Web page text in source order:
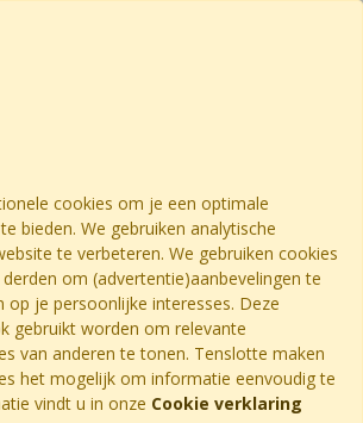
cookies om je een optimale
bieden. We gebruiken analytische
te verbeteren. We gebruiken cookies
om (advertentie)aanbevelingen te
op je persoonlijke interesses. Deze
gebruikt worden om relevante
van anderen te tonen. Tenslotte maken
het mogelijk om informatie eenvoudig te
vindt u in onze Cookie verklaring